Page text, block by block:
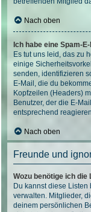
Nach oben
Ich habe eine Spam-
Es tut uns leid, das zu
einige
senden, identifizieren
E-Mail, die du
Kopfzeilen (Headers)
Benutzer, der die E-
entsprechend
Nach oben
Freunde und
Wozu benötige ich
Du kannst diese
verwalten. Mitglieder,
deinem persönlichen